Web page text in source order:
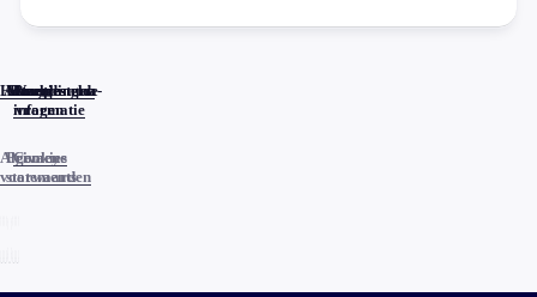
Home
Actueel
Uitzendingen
Reacties
Programma-
informatie
Veelgestelde
vragen
Algemene
voorwaarden
Privacy
statements
Cookies